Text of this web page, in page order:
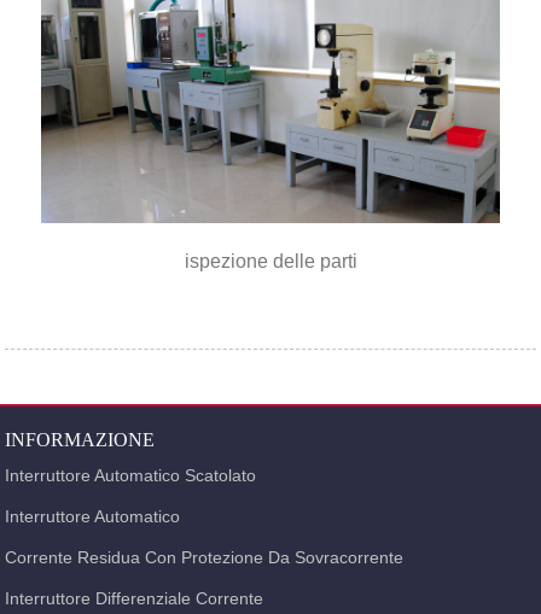
ispezione delle parti
INFORMAZIONE
Interruttore Automatico Scatolato
Interruttore Automatico
Corrente Residua Con Protezione Da Sovracorrente
Interruttore Differenziale Corrente